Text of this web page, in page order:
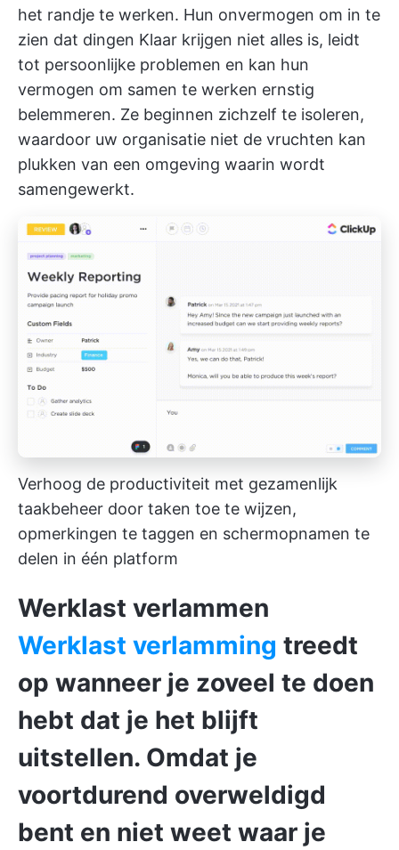
het randje te werken. Hun onvermogen om in te
zien dat dingen Klaar krijgen niet alles is, leidt
tot persoonlijke problemen en kan hun
vermogen om samen te werken ernstig
belemmeren. Ze beginnen zichzelf te isoleren,
waardoor uw organisatie niet de vruchten kan
plukken van een omgeving waarin wordt
samengewerkt.
Verhoog de productiviteit met gezamenlijk
taakbeheer door taken toe te wijzen,
opmerkingen te taggen en schermopnamen te
delen in één platform
Werklast verlammen
Werklast verlamming treedt
op wanneer je zoveel te doen
hebt dat je het blijft
uitstellen. Omdat je
voortdurend overweldigd
bent en niet weet waar je